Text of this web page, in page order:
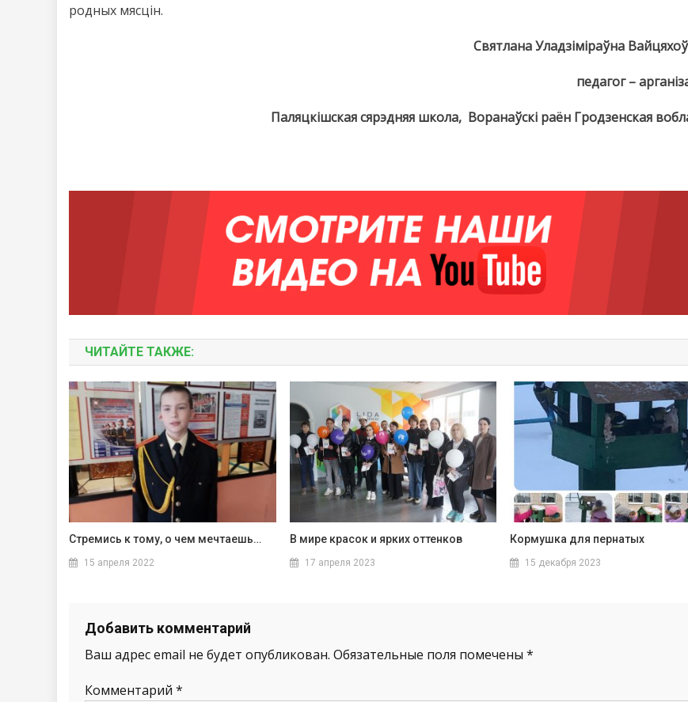
родных мясцін.
Святлана Уладзіміраўна
педагог –
Паляцкішская сярэдняя школа, Воранаўскі раён Гродзенская
ЧИТАЙТЕ ТАКЖЕ:
Стремись к тому, о чем мечтаешь…
15 апреля 2022
В мире красок и ярких оттенков
17 апреля 2023
Кормушка для пернатых
15 декабря 2023
Добавить комментарий
Ваш адрес email не будет опубликован. Обязательные поля помечены *
Комментарий *